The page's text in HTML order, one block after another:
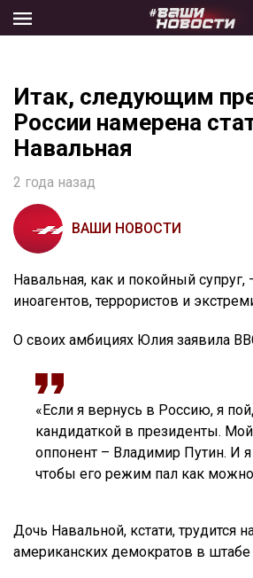
the
Итак, следующим
России намерена
Навальная
2 года назад
ВАШИ НОВОСТИ
Навальная, как и покойный супруг,
иноагентов, террористов и
О своих амбициях Юлия заявила
«Если я вернусь в Россию, я
кандидаткой в президенты.
оппонент – Владимир Путин. И
чтобы его режим пал как можно
Дочь Навальной, кстати, трудится
американских демократов в штабе